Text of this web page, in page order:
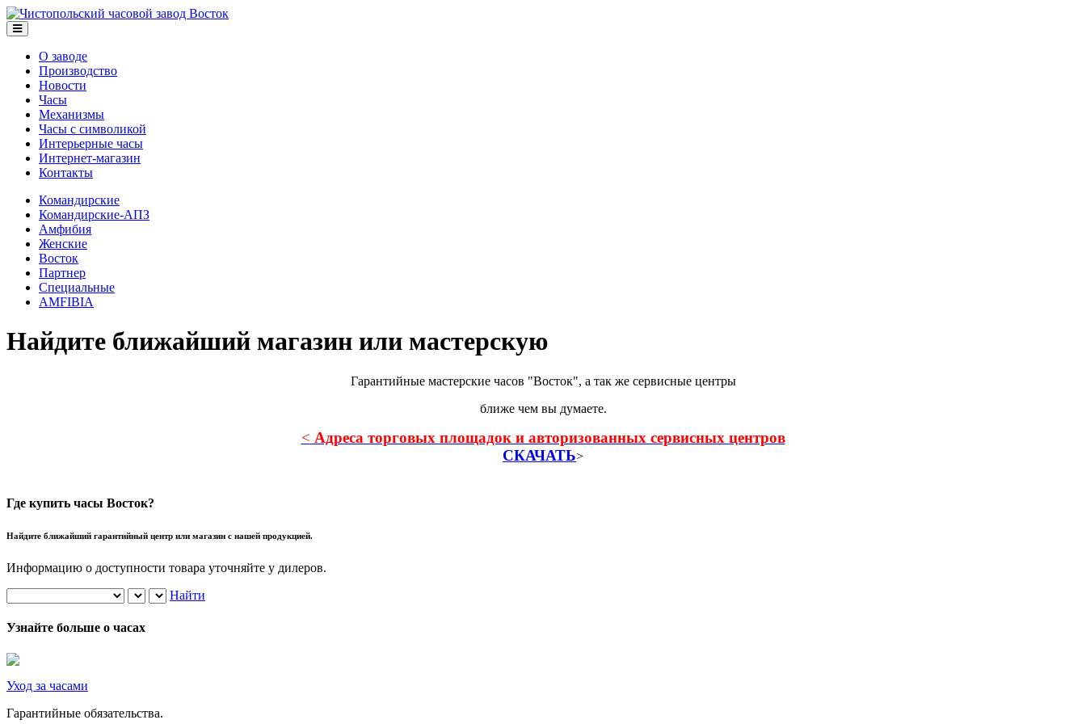
О заводе
Производство
Новости
Часы
Механизмы
Часы с символикой
Интерьерные часы
Интернет-магазин
Контакты
Командирские
Командирские-АПЗ
Амфибия
Женские
Восток
Партнер
Специальные
AMFIBIA
Найдите ближайший магазин или мастерскую
Гарантийные мастерские часов "Восток", а так же сервисные центры
ближе чем вы думаете.
< Адреса торговых площадок и авторизованных сервисных центров
СКАЧАТЬ>
Где купить часы Восток?
Найдите ближайший гарантийный центр или магазин с нашей продукцией.
Информацию о доступности товара уточняйте у дилеров.
Найти
Узнайте больше о часах
Уход за часами
Гарантийные обязательства.